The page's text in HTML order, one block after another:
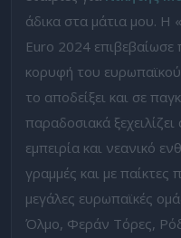
άδικα στα μάτια μου. Η
Euro 2024 επιβεβαίωσε
κορυφή του
το αποδείξει και σε
παραδοσιακά
εμπειρία και νεανικό
γραμμές και με
μεγάλες ευρωπαϊκές
Όλμο, Φεράν Τόρες,